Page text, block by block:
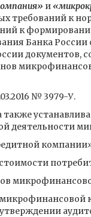
и
требований к
к
Банка России
№ 3979-У.
деятельности